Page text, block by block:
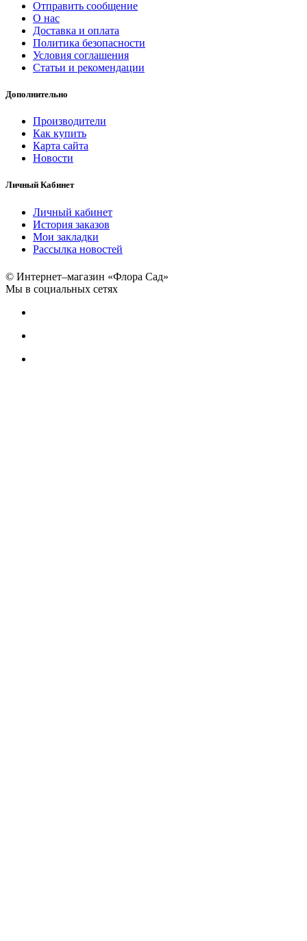
Отправить сообщение
О нас
Доставка и оплата
Политика безопасности
Условия соглашения
Статьи и рекомендации
Дополнительно
Производители
Как купить
Карта сайта
Новости
Личный Кабинет
Личный кабинет
История заказов
Мои закладки
Рассылка новостей
© Интернет–магазин «Флора Сад»
Мы в социальных сетях